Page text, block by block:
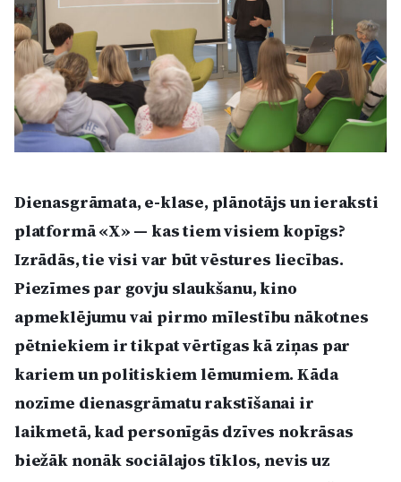
Video
Vieta
Sludinājumi
Reklāma
Politiskā reklāma
Par mums
Kontakti
Ziņo redakcijai
Dienasgrāmata, e-klase, plānotājs un ieraksti
platformā «X» — kas tiem visiem kopīgs?
Izrādās, tie visi var būt vēstures liecības.
Piezīmes par govju slaukšanu, kino
apmeklējumu vai pirmo mīlestību nākotnes
pētniekiem ir tikpat vērtīgas kā ziņas par
kariem un politiskiem lēmumiem. Kāda
nozīme dienasgrāmatu rakstīšanai ir
laikmetā, kad personīgās dzīves nokrāsas
biežāk nonāk sociālajos tīklos, nevis uz